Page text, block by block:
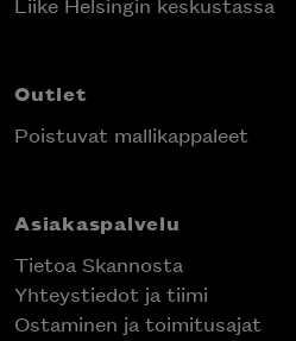
Liike Helsingin keskustassa
Outlet
Poistuvat mallikappaleet
Asiakaspalvelu
Tietoa Skannosta
Yhteystiedot ja tiimi
Ostaminen ja toimitusajat